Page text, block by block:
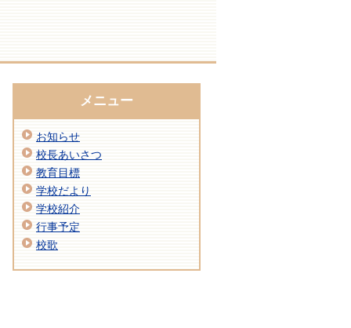
メニュー
お知らせ
校長あいさつ
教育目標
学校だより
学校紹介
行事予定
校歌